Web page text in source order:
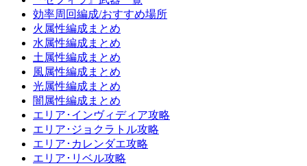
効率周回編成/おすすめ場所
火属性編成まとめ
水属性編成まとめ
土属性編成まとめ
風属性編成まとめ
光属性編成まとめ
闇属性編成まとめ
エリア･インヴィディア攻略
エリア･ジョクラトル攻略
エリア･カレンダエ攻略
エリア･リベル攻略